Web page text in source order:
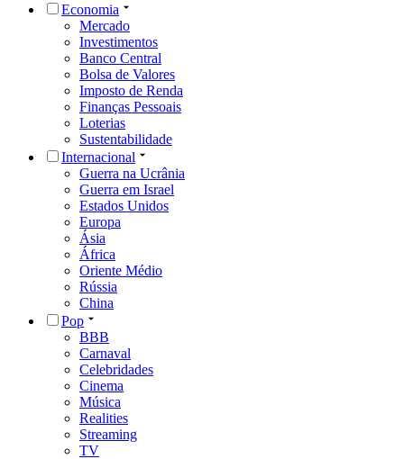
Economia
Mercado
Investimentos
Banco Central
Bolsa de Valores
Imposto de Renda
Finanças Pessoais
Loterias
Sustentabilidade
Internacional
Guerra na Ucrânia
Guerra em Israel
Estados Unidos
Europa
Ásia
África
Oriente Médio
Rússia
China
Pop
BBB
Carnaval
Celebridades
Cinema
Música
Realities
Streaming
TV